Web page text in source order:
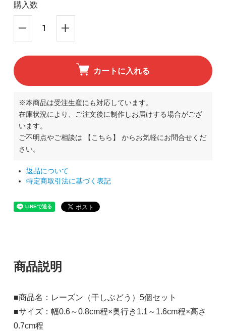
購入数
カートに入れる
※本商品は受注生産にも対応しています。
在庫状況により、ご注文後に制作しお届けする場合がござ
います。
ご不明点やご相談は
【こちら】
からお気軽にお問合せくだ
さい。
返品について
特定商取引法に基づく表記
商品説明
■商品名：レーズン（干しぶどう）5個セット
■サイズ：幅0.6～0.8cm程×奥行き1.1～1.6cm程×高さ
0.7cm程